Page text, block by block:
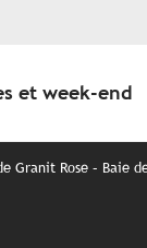
et week-end
Granit Rose – Baie